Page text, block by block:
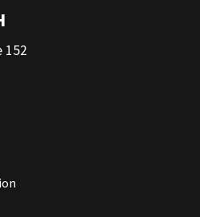
152